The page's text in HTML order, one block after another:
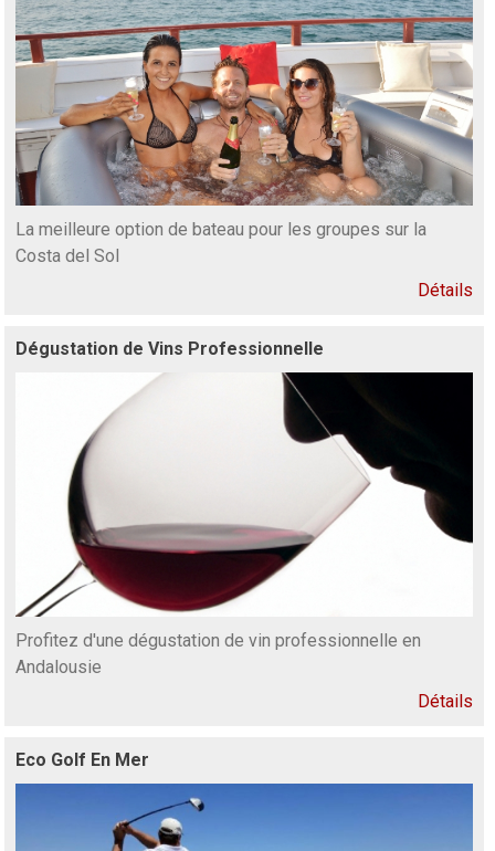
La meilleure option de bateau pour les groupes sur la
Costa del Sol
Détails
Dégustation de Vins Professionnelle
Profitez d'une dégustation de vin professionnelle en
Andalousie
Détails
Eco Golf En Mer